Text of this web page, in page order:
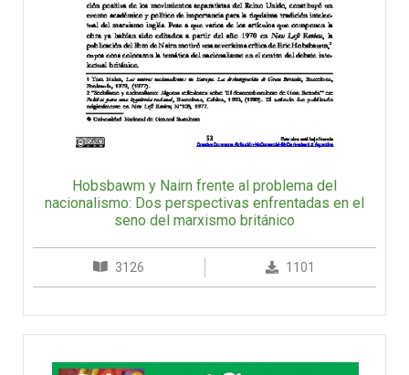
Hobsbawm y Nairn frente al problema del
nacionalismo: Dos perspectivas enfrentadas en el
seno del marxismo británico
3126 1101